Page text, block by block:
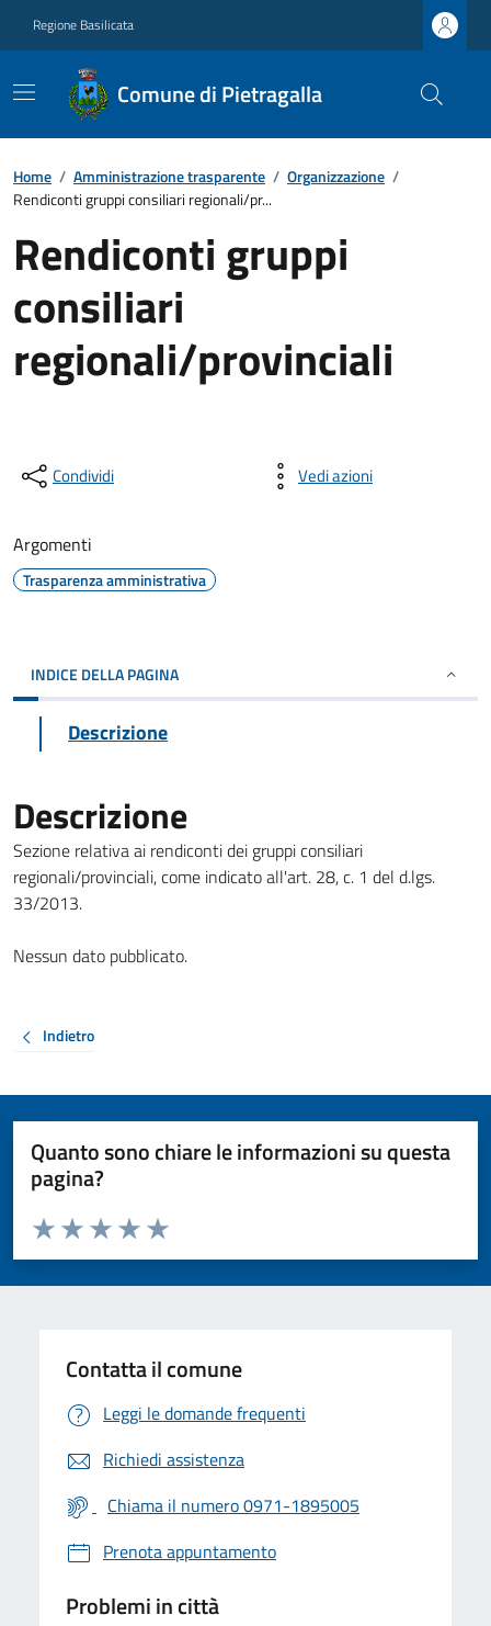
Regione Basilicata
Comune di Pietragalla
Home / Amministrazione trasparente / Organizzazione /
Rendiconti gruppi consiliari regionali/pr...
Rendiconti gruppi
consiliari
regionali/provinciali
Condividi Vedi azioni
Argomenti
Trasparenza amministrativa
INDICE DELLA PAGINA
Descrizione
Descrizione
Sezione relativa ai rendiconti dei gruppi consiliari
regionali/provinciali, come indicato all'art. 28, c. 1 del d.lgs.
33/2013.
Nessun dato pubblicato.
Indietro
Quanto sono chiare le informazioni su questa
pagina?
Valuta da 1 a 5 stelle la pagina
Valuta 5 stelle su 5
Valuta 4 stelle su 5
Valuta 3 stelle su 5
Valuta 2 stelle su 5
Valuta 1 stelle su 5
Contatta il comune
Leggi le domande frequenti
Richiedi assistenza
Chiama il numero 0971-1895005
Prenota appuntamento
Problemi in città